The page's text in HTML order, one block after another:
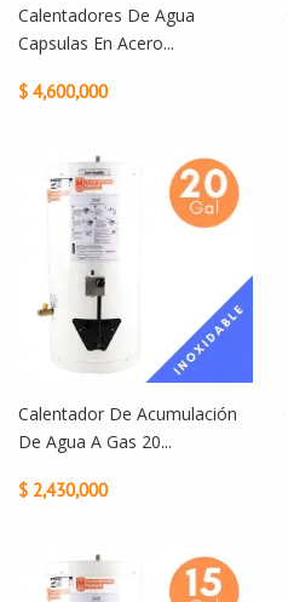
Calentadores De Agua
Capsulas En Acero...
$ 4,600,000
Calentador De Acumulación
De Agua A Gas 20...
$ 2,430,000